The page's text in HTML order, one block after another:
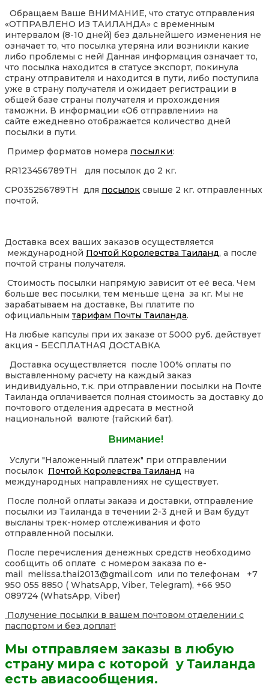
Обращаем Ваше ВНИМАНИЕ, что статус отправления
«ОТПРАВЛЕНО ИЗ ТАИЛАНДА» с временным
интервалом (8-10 дней) без дальнейшего изменения не
означает то, что посылка утеряна или возникли какие
либо проблемы с ней! Данная информация означает то,
что посылка находится в статусе экспорт, покинула
страну отправителя и находится в пути, либо поступила
уже в страну получателя и ожидает регистрации в
общей базе страны получателя и прохождения
таможни. В информации «Об отправлении» на
сайте ежедневно отображается количество дней
посылки в пути.
Пример форматов номера посылки:
RR123456789TH для посылок до 2 кг.
CP035256789TH для посылок свыше 2 кг. отправленных
почтой.
Доставка всех ваших заказов осуществляется
международной Почтой Королевства Таиланд, а после
почтой страны получателя.
Стоимость посылки напрямую зависит от её веса. Чем
больше вес посылки, тем меньше цена за кг. Мы не
зарабатываем на доставке, Вы платите по
официальным тарифам Почты Таиланда.
На любые капсулы при их заказе от 5000 руб. действует
акция - БЕСПЛАТНАЯ ДОСТАВКА
Доставка осуществляется после 100% оплаты по
выставленному расчету на каждый заказ
индивидуально, т.к. при отправлении посылки на Почте
Таиланда оплачивается полная стоимость за доставку до
почтового отделения адресата в местной
национальной валюте (тайский бат).
Внимание!
Услуги "Наложенный платеж" при отправлении
посылок Почтой Королевства Таиланд на
международных направлениях не существует.
После полной оплаты заказа и доставки, отправление
посылки из Таиланда в течении 2-3 дней и Вам будут
высланы трек-номер отслеживания и фото
отправленной посылки.
После перечисления денежных средств необходимо
сообщить об оплате с номером заказа по e-
mail melissa.thai2013@gmail.com или по телефонам +7
950 055 8850 ( WhatsApp, Viber, Telegram), +66 950
089724 (WhatsApp, Viber)
Получение посылки в вашем почтовом отделении с
паспортом и без доплат!
Мы отправляем заказы в любую
страну мира с которой у Таиланда
есть авиасообщения.